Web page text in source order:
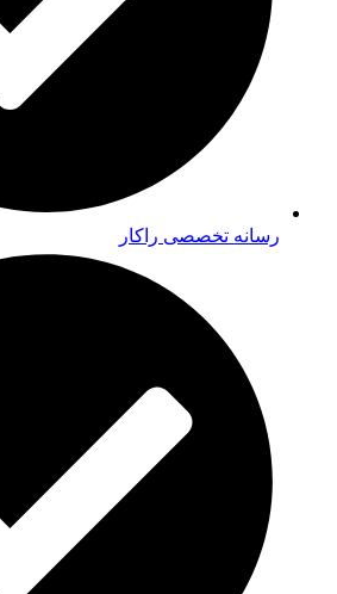
رسانه تخصصی راکار